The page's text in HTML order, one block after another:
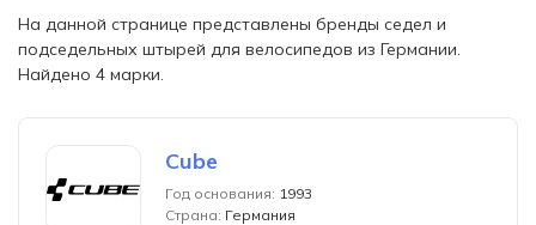
На данной странице представлены бренды седел и
подседельных штырей для велосипедов из Германии.
Найдено 4 марки.
Cube
Год основания: 1993
Страна: Германия